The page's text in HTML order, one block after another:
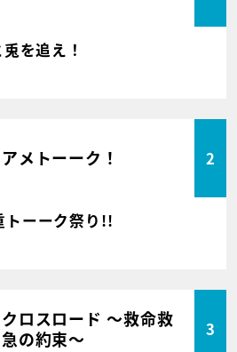
を追え！
アメトーーク！ 2
トーーク祭り!!
クロスロード ～救命救
急の約束～
3